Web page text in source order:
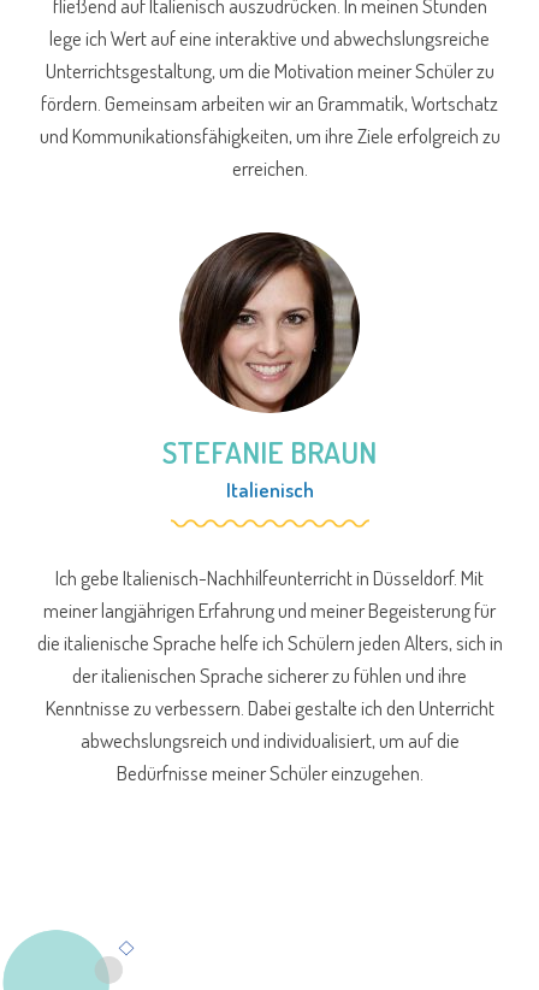
fließend auf Italienisch auszudrücken. In meinen Stunden
lege ich Wert auf eine interaktive und abwechslungsreiche
Unterrichtsgestaltung, um die Motivation meiner Schüler zu
fördern. Gemeinsam arbeiten wir an Grammatik, Wortschatz
und Kommunikationsfähigkeiten, um ihre Ziele erfolgreich zu
erreichen.
STEFANIE BRAUN
Italienisch
Ich gebe Italienisch-Nachhilfeunterricht in Düsseldorf. Mit
meiner langjährigen Erfahrung und meiner Begeisterung für
die italienische Sprache helfe ich Schülern jeden Alters, sich in
der italienischen Sprache sicherer zu fühlen und ihre
Kenntnisse zu verbessern. Dabei gestalte ich den Unterricht
abwechslungsreich und individualisiert, um auf die
Bedürfnisse meiner Schüler einzugehen.